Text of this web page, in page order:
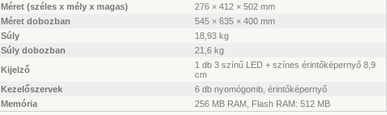
Méret (széles x mély x magas)
276 × 412 × 502 mm
Méret dobozban
545 × 635 × 400 mm
Súly
18,93 kg
Súly dobozban
21,6 kg
Kijelző
1 db 3 színű LED + színes érintőképernyő 8,9
cm
Kezelőszervek
6 db nyomógomb, érintőképernyő
Memória
256 MB RAM, Flash RAM: 512 MB